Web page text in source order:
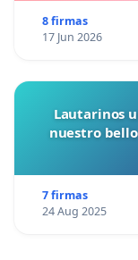
8 firmas
17 Jun 2026
Lautarinos
nuestro
7 firmas
24 Aug 2025